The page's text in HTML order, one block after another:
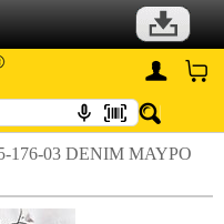
176-03 DENIM ΜΑΥΡΟ